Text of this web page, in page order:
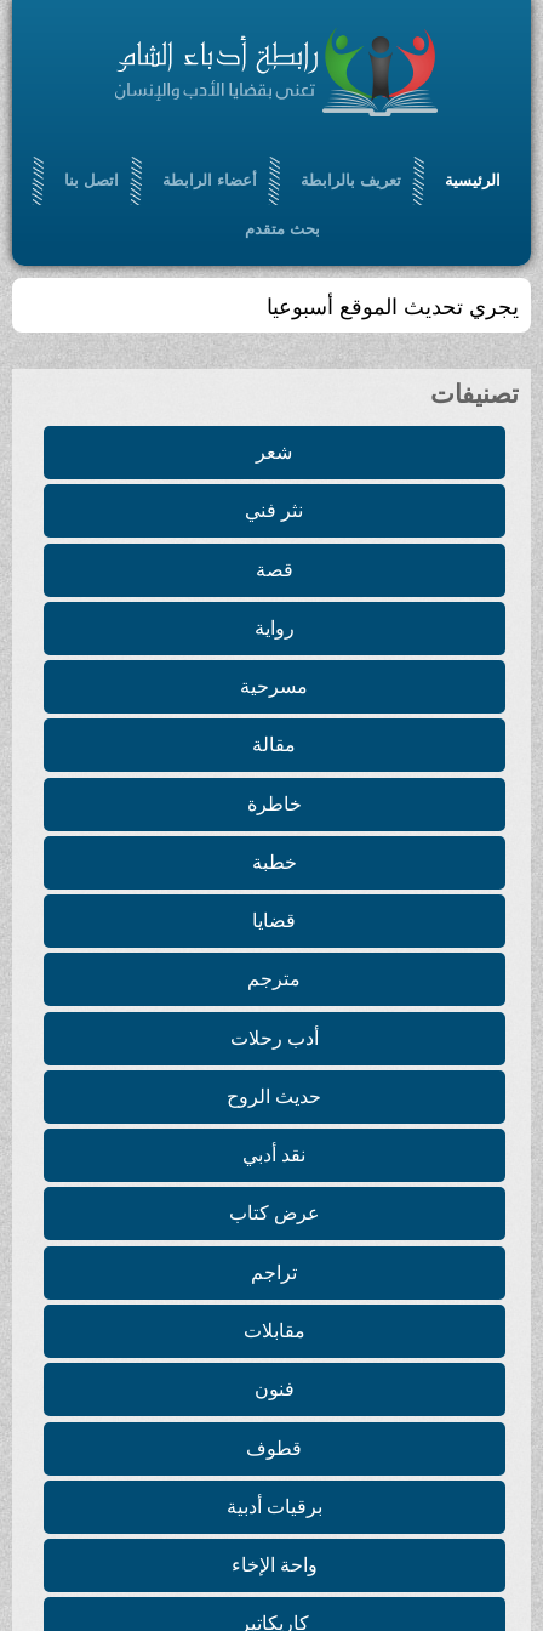
الرئيسية تعريف بالرابطة أعضاء الرابطة اتصل بنا
بحث متقدم
يجري تحديث الموقع أسبوعيا
تصنيفات
شعر
نثر فني
قصة
رواية
مسرحية
مقالة
خاطرة
خطبة
قضايا
مترجم
أدب رحلات
حديث الروح
نقد أدبي
عرض كتاب
تراجم
مقابلات
فنون
قطوف
برقيات أدبية
واحة الإخاء
كاريكاتير